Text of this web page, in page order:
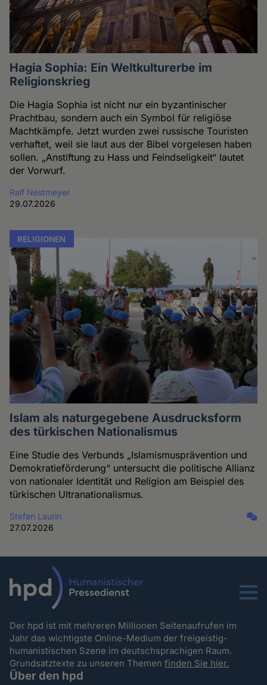
Hagia Sophia: Ein Weltkulturerbe im
Religionskrieg
Die Hagia Sophia ist nicht nur ein byzantinischer
Prachtbau, sondern auch ein Symbol für religiöse
Machtkämpfe. Jetzt wurden zwei russische Touristen
verhaftet, weil sie laut aus der Bibel vorgelesen haben
sollen. „Anstiftung zu Hass und Feindseligkeit“ lautet
der Vorwurf.
Ralf Nestmeyer
29.07.2026
RELIGIONEN
Islam als naturgegebene Ausdrucksform
des türkischen Nationalismus
Eine Studie des Verbunds „Islamismusprävention und
Demokratieförderung“ untersucht die politische Allianz
von nationaler Identität und Religion am Beispiel des
türkischen Ultranationalismus.
Stefan Laurin
27.07.2026
Menu
Der hpd ist mit mehreren Millionen Seitenaufrufen im
Jahr das wichtigste Online-Medium der freigeistig-
humanistischen Szene im deutschsprachigen Raum.
Grundsatztexte zu unseren Themenfinden Sie hier.
Über den hpd